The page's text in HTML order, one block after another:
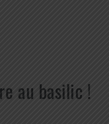
au basilic !